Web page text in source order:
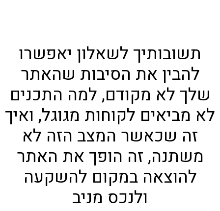
תשובותיך לשאלון יאפשרו
להבין את הסיבות שהאתר
שלך לא מקודם, למה התכנים
לא מביאים לקוחות מגוגל, ואיך
זה שכאשר המצב הזה לא
משתנה, זה הופך את האתר
להוצאה במקום להשקעה
ולנכס מניב